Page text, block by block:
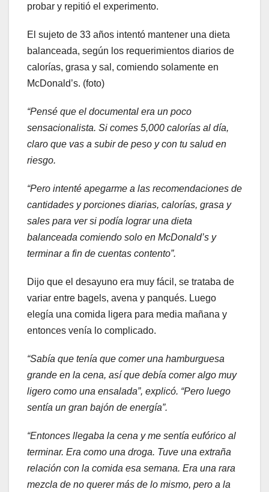
probar y repitió el experimento.
El sujeto de 33 años intentó mantener una dieta
balanceada, según los requerimientos diarios de
calorías, grasa y sal, comiendo solamente en
McDonald’s. (foto)
“Pensé que el documental era un poco
sensacionalista. Si comes 5,000 calorías al día,
claro que vas a subir de peso y con tu salud en
riesgo.
“Pero intenté apegarme a las recomendaciones de
cantidades y porciones diarias, calorías, grasa y
sales para ver si podía lograr una dieta
balanceada comiendo solo en McDonald’s y
terminar a fin de cuentas contento”.
Dijo que el desayuno era muy fácil, se trataba de
variar entre bagels, avena y panqués. Luego
elegía una comida ligera para media mañana y
entonces venía lo complicado.
“Sabía que tenía que comer una hamburguesa
grande en la cena, así que debía comer algo muy
ligero como una ensalada”, explicó. “Pero luego
sentía un gran bajón de energía”.
“Entonces llegaba la cena y me sentía eufórico al
terminar. Era como una droga. Tuve una extraña
relación con la comida esa semana. Era una rara
mezcla de no querer más de lo mismo, pero a la